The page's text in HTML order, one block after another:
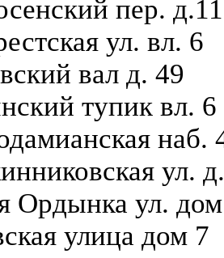
пер. д.11
ул. вл. 6
вал д. 49
тупик вл. 6
наб.
ул.
Ордынка ул.
улица дом 7